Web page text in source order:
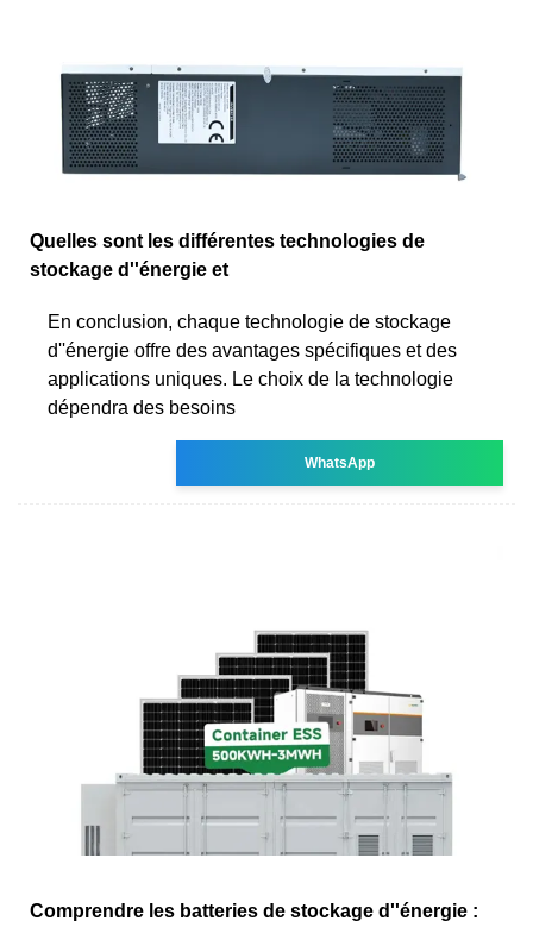
Quelles sont les différentes technologies de
stockage d''énergie et
En conclusion, chaque technologie de stockage
d''énergie offre des avantages spécifiques et des
applications uniques. Le choix de la technologie
dépendra des besoins
WhatsApp
Comprendre les batteries de stockage d''énergie :